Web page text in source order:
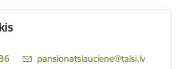
E-pasts:
pansionatslauciene@talsi.lv